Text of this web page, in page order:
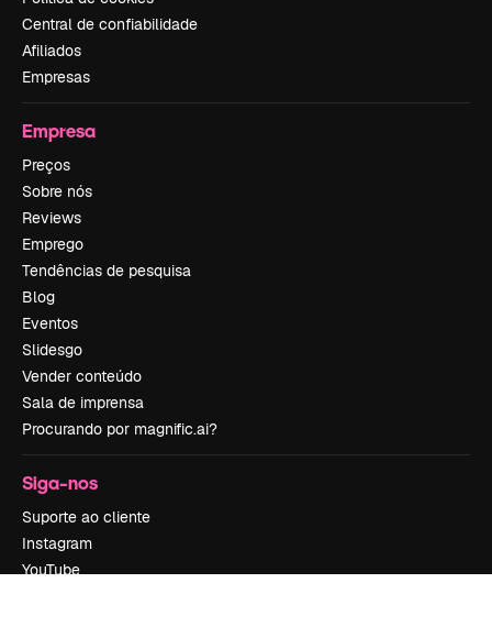
Central de confiabilidade
Afiliados
Empresas
Empresa
Preços
Sobre nós
Reviews
Emprego
Tendências de pesquisa
Blog
Eventos
Slidesgo
Vender conteúdo
Sala de imprensa
Procurando por magnific.ai?
Siga-nos
Suporte ao cliente
Instagram
YouTube